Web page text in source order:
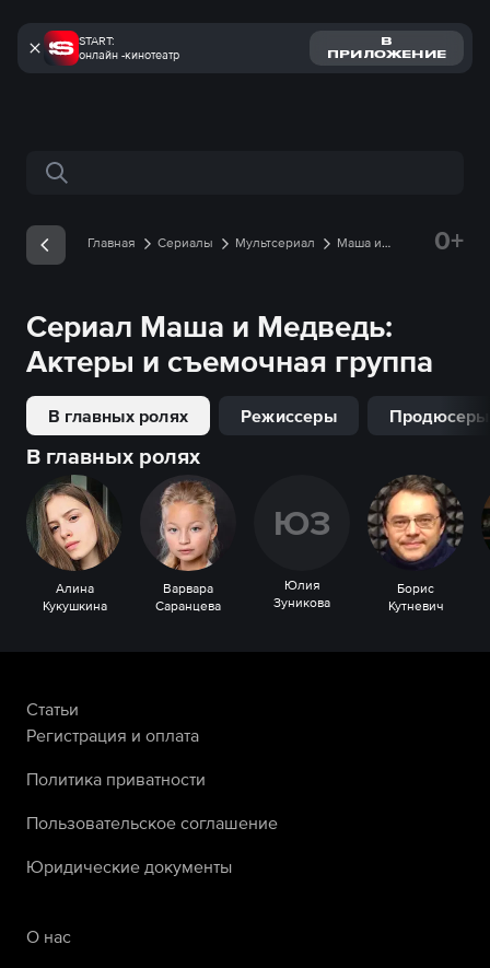
START:
онлайн -кинотеатр
В
ПРИЛОЖЕНИЕ
Поиск по сайту
Главная Сериалы Мультсериал
Маша и
0+
Сериал Маша и Медведь:
Актеры и съемочная группа
В главных ролях Режиссеры Продюсеры
В главных ролях
Алина
Кукушкина
Варвара
Саранцева
ЮЗ
Юлия
Зуникова
Борис
Кутневич
Статьи
Регистрация и оплата
Политика приватности
Пользовательское соглашение
Юридические документы
О нас